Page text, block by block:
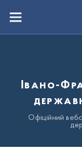
вмістуMenu
Івано-
Офіційний